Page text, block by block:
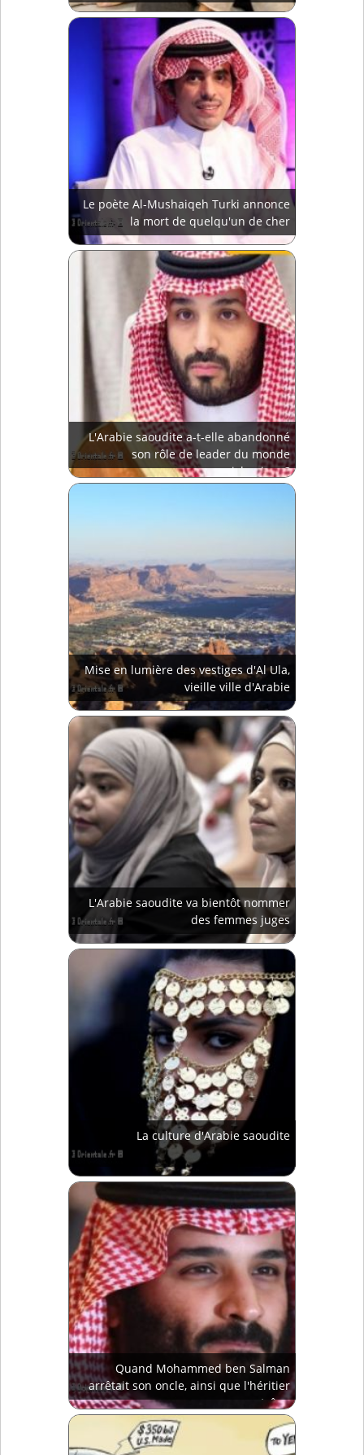
Le poète Al-Mushaiqeh Turki annonce
la mort de quelqu'un de cher
L'Arabie saoudite a-t-elle abandonné
son rôle de leader du monde
islamique?
Mise en lumière des vestiges d'Al Ula,
vieille ville d'Arabie
L'Arabie saoudite va bientôt nommer
des femmes juges
La culture d'Arabie saoudite
Quand Mohammed ben Salman
arrêtait son oncle, ainsi que l'héritier
au trône